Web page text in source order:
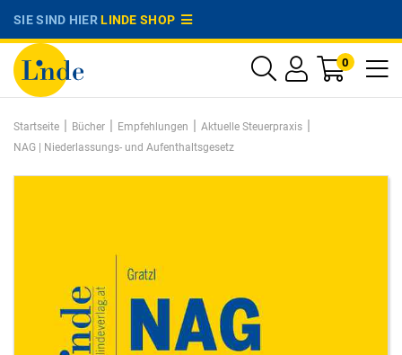
SIE SIND HIERLINDE SHOP
0
Startseite | Bücher | Empfehlungen | Aktuelle Steuerpraxis |
NAG | Niederlassungs- und Aufenthaltsgesetz